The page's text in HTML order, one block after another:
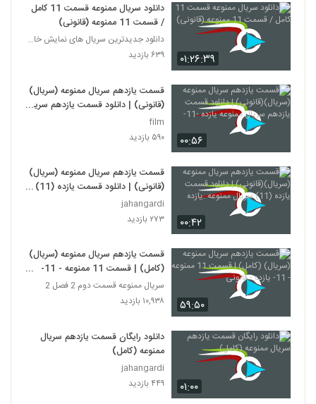
۰۱:۲۶:۳۹
دانلود سریال ممنوعه قسمت 11 کامل
/ قسمت 11 ممنوعه (قانونی)
دانلود جدیدترین سریال های نمایش خانگی
۶۳۹ بازدید
۰۰:۵۶
قسمت یازدهم سریال ممنوعه (سریال)
(قانونی) | دانلود قسمت یازدهم سریال
ممنوعه یازده -11-
film
۵۹۰ بازدید
۰۰:۴۲
قسمت یازدهم سریال ممنوعه (سریال)
(قانونی) | دانلود قسمت یازده (11)
سریال ممنوعه .یازده
jahangardi
۲۷۳ بازدید
۵۹:۵۰
قسمت یازدهم سریال ممنوعه (سریال)
(کامل) | قسمت 11 ممنوعه - 11-
یازده - قانونی
سریال ممنوعه قسمت دوم 2 فصل 2
۱۰,۹۳۸ بازدید
۰۱:۰۰
دانلود رایگان قسمت یازدهم سریال
ممنوعه (کامل)
jahangardi
۴۴۹ بازدید